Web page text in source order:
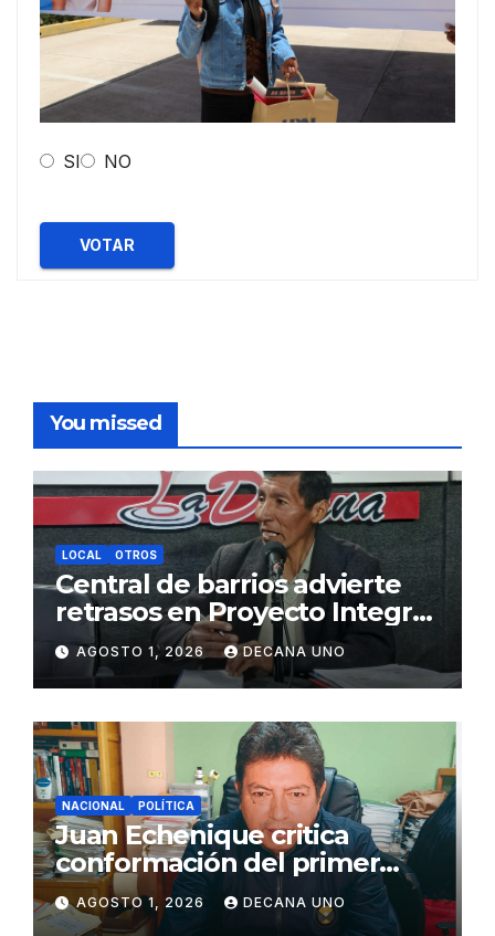
SI NO
VOTAR
You missed
LOCAL OTROS
Central de barrios advierte
retrasos en Proyecto Integral
de Agua y Alcantarillado para
Juliaca
AGOSTO 1, 2026 DECANA UNO
NACIONAL POLÍTICA
Juan Echenique critica
conformación del primer
gabinete ministerial de Keiko
Fujimori
AGOSTO 1, 2026 DECANA UNO